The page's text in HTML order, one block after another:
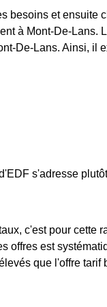
besoins et ensuite
à Mont-De-Lans.
De-Lans. Ainsi, il
s'adresse
c'est pour cette
offres est
que l'offre tarif